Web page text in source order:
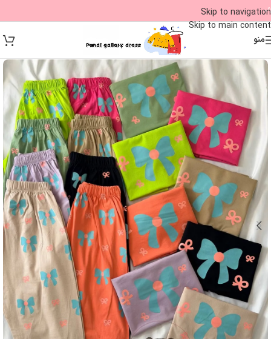
Skip to navigation
Skip to main content
09
منو